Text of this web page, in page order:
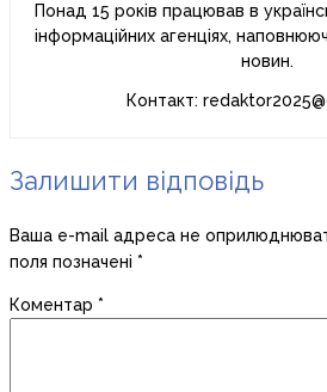
Понад 15 років працював в
інформаційних агенціях,
новин.
Контакт:
Залишити відповідь
Ваша e-mail адреса не
поля позначені *
Коментар *